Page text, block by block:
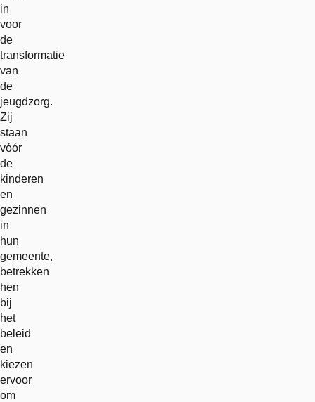
in
voor
de
transformatie
van
de
jeugdzorg.
Zij
staan
vóór
de
kinderen
en
gezinnen
in
hun
gemeente,
betrekken
hen
bij
het
beleid
en
kiezen
ervoor
om